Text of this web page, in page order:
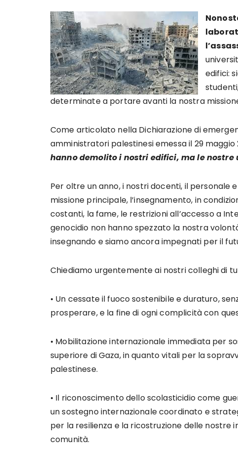
edifici:
determinate a portare avanti la nostra
Come articolato nella Dichiarazione di
amministratori palestinesi emessa il 29 maggio
hanno demolito i nostri edifici, ma le
Per oltre un anno, i nostri docenti, il
missione principale, l’insegnamento, in
costanti, la fame, le restrizioni all’accesso a
genocidio non hanno spezzato la nostra
insegnando e siamo ancora impegnati per il
Chiediamo urgentemente ai nostri colleghi di
• Un cessate il fuoco sostenibile e duraturo,
prosperare, e la fine di ogni complicità con
• Mobilitazione internazionale immediata per
superiore di Gaza, in quanto vitali per la
palestinese.
• Il riconoscimento dello scolasticidio come
un sostegno internazionale coordinato e
per la resilienza e la ricostruzione delle
comunità.